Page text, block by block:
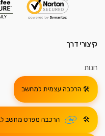
קיצורי דרך
חנות
הרכבה עצמית למחשב
הרכבה מפרט מחשב לINTEL